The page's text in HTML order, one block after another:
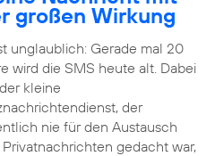
großen Wirkung
unglaublich: Gerade mal 20
wird die SMS heute alt. Dabei
kleine
der
nie für den Austausch
gedacht war,